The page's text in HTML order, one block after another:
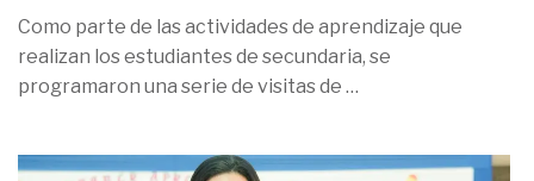
Como parte de las actividades de aprendizaje que
realizan los estudiantes de secundaria, se
programaron una serie de visitas de …